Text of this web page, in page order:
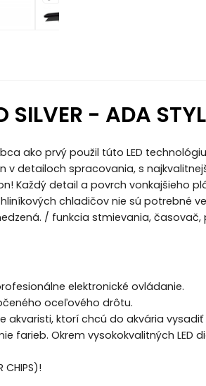
- ADA
ako prvý použil túto LED technológiu /
detailoch spracovania, s
Každý detail a povrch vonkajšieho
chladičov nie sú potrebné
/ funkcia stmievania,
elektronické ovládanie.
oceľového drôtu.
akvaristi, ktorí chcú do akvária
farieb. Okrem vysokokvalitných LED